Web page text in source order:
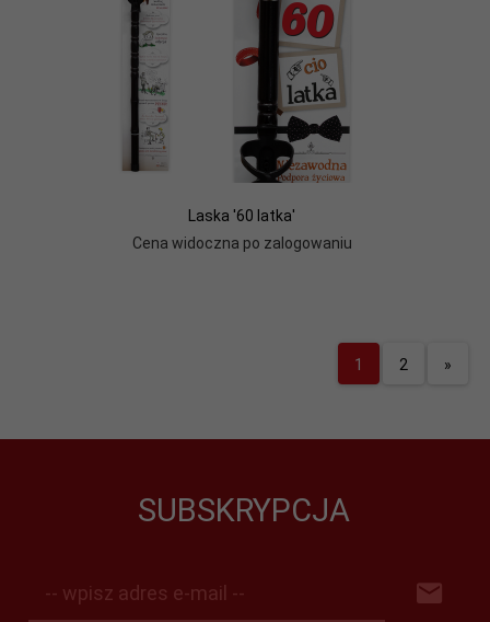
Laska '60 latka'
Cena widoczna po zalogowaniu
1 2 »
SUBSKRYPCJA
-- wpisz adres e-mail --